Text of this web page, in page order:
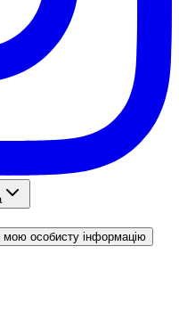
особисту інформацію